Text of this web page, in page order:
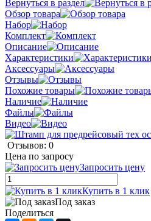
Вернуться в раздел
Обзор товара
Набор
Комплект
Описание
Характеристики
Аксессуары
Отзывы
Похожие товары
Наличие
Файлы
Видео
Отзывов: 0
Цена по запросу
Запросить цену
Купить в 1 клик
Под заказ
Поделиться